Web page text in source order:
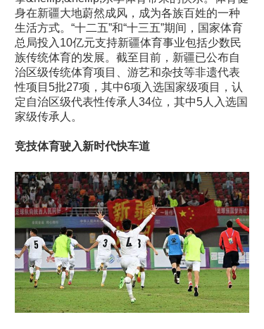
身在新疆大地蔚然成风，成为各族百姓的一种
生活方式。“十二五”和“十三五”期间，国家体育
总局投入10亿元支持新疆体育事业包括少数民
族传统体育的发展。截至目前，新疆已公布自
治区级传统体育项目、游艺和杂技等非遗代表
性项目5批27项，其中6项入选国家级项目，认
定自治区级代表性传承人34位，其中5人入选国
家级传承人。
竞技体育驶入新时代快车道